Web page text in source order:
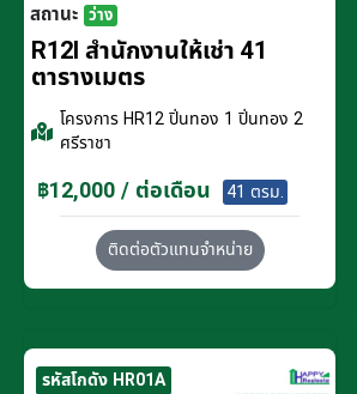
สถานะ ว่าง
R12I สำนักงานให้เช่า 41
ตารางเมตร
โครงการHR12 ปิ่นทอง 1 ปิ่นทอง 2
ศรีราชา
฿12,000 / ต่อเดือน 41 ตรม.
ติดต่อตัวแทนจำหน่าย
รหัสโกดัง HR01A